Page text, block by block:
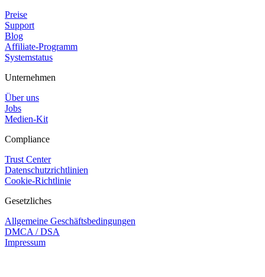
Preise
Support
Blog
Affiliate-Programm
Systemstatus
Unternehmen
Über uns
Jobs
Medien-Kit
Compliance
Trust Center
Datenschutzrichtlinien
Cookie-Richtlinie
Gesetzliches
Allgemeine Geschäftsbedingungen
DMCA / DSA
Impressum